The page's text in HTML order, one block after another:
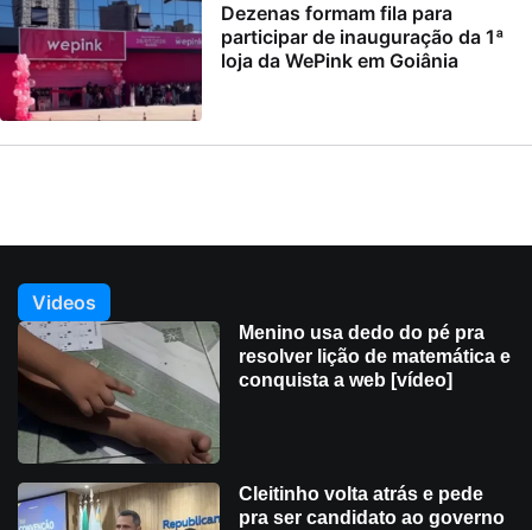
Dezenas formam fila para
participar de inauguração da 1ª
loja da WePink em Goiânia
Videos
Menino usa dedo do pé pra
resolver lição de matemática e
conquista a web [vídeo]
Cleitinho volta atrás e pede
pra ser candidato ao governo